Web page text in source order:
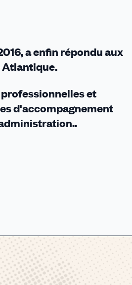
a enfin répondu aux
Atlantique.
et
d'accompagnement